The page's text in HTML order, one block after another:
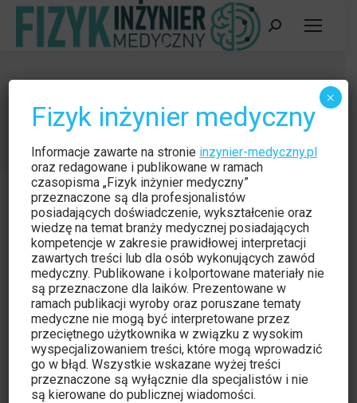
Szukaj:
Unieruchomienie pacjenta w SBRT
Jesteś tutaj: Strona główna
Czytelnia
wrz
29
Czytelnia
Fizyk inżynier medyczny
Informacje zawarte na stronie inzynier-medyczny.pl
oraz redagowane i publikowane w ramach
czasopisma „Fizyk inżynier medyczny”
przeznaczone są dla profesjonalistów
posiadających doświadczenie, wykształcenie oraz
wiedzę na temat branży medycznej posiadających
kompetencje w zakresie prawidłowej interpretacji
zawartych treści lub dla osób wykonujących zawód
medyczny. Publikowane i kolportowane materiały nie
są przeznaczone dla laików. Prezentowane w
ramach publikacji wyroby oraz poruszane tematy
medyczne nie mogą być interpretowane przez
przeciętnego użytkownika w związku z wysokim
wyspecjalizowaniem treści, które mogą wprowadzić
go w błąd. Wszystkie wskazane wyżej treści
przeznaczone są wyłącznie dla specjalistów i nie
są kierowane do publicznej wiadomości.
×